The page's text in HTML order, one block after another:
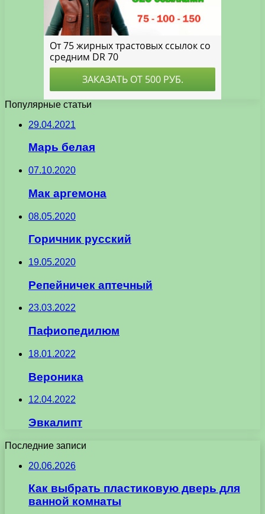
Популярные статьи
29.04.2021
Марь белая
07.10.2020
Мак аргемона
08.05.2020
Горичник русский
19.05.2020
Репейничек аптечный
23.03.2022
Пафиопедилюм
18.01.2022
Вероника
12.04.2022
Эвкалипт
Последние записи
20.06.2026
Как выбрать пластиковую дверь для
ванной комнаты